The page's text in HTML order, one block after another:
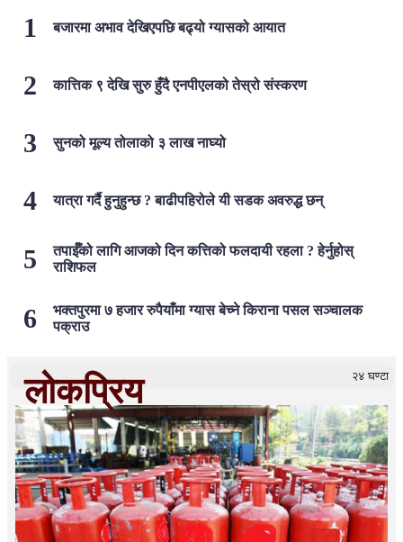
बजारमा अभाव देखिएपछि बढ्यो ग्यासको आयात
कात्तिक ९ देखि सुरु हुँदै एनपीएलको तेस्रो संस्करण
सुनको मूल्य तोलाको ३ लाख नाघ्यो
यात्रा गर्दै हुनुहुन्छ ? बाढीपहिरोले यी सडक अवरुद्ध छन्
तपाईँको लागि आजको दिन कत्तिको फलदायी रहला ? हेर्नुहोस्
राशिफल
भक्तपुरमा ७ हजार रुपैयाँमा ग्यास बेच्ने किराना पसल सञ्चालक
पक्राउ
लोकप्रिय २४ घण्टा